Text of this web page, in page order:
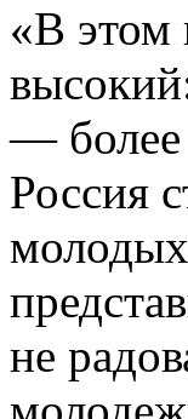
«В этом
— более
Россия
не